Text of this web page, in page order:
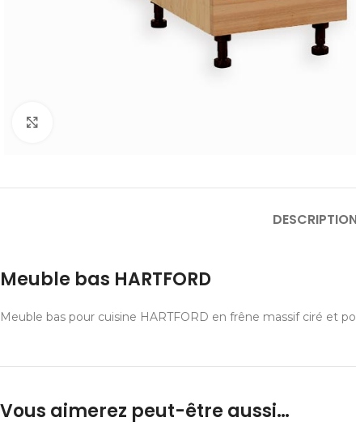
Meuble bas HARTFORD
Meuble bas pour cuisine HARTFORD en frêne massif ciré et
Vous aimerez peut-être aussi…